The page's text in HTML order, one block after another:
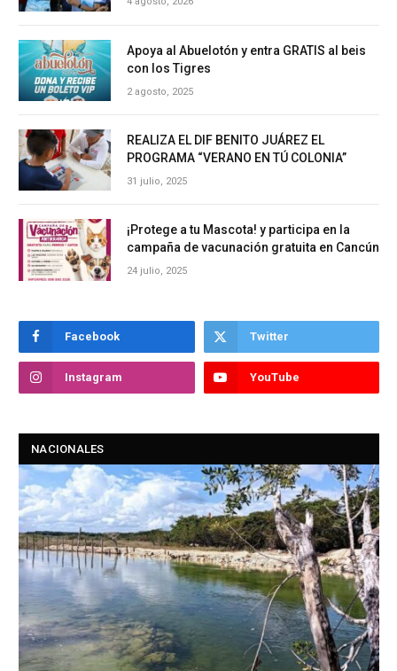
Apoya al Abuelotón y entra GRATIS al beis
con los Tigres
2 agosto, 2025
REALIZA EL DIF BENITO JUÁREZ EL
PROGRAMA “VERANO EN TÚ COLONIA”
31 julio, 2025
¡Protege a tu Mascota! y participa en la
campaña de vacunación gratuita en Cancún
24 julio, 2025
Facebook Twitter
Instagram YouTube
NACIONALES